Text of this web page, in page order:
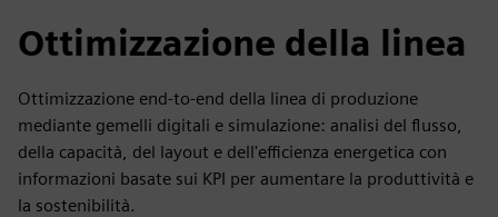
Ottimizzazione della linea
Ottimizzazione end-to-end della linea di produzione
mediante gemelli digitali e simulazione: analisi del flusso,
della capacità, del layout e dell'efficienza energetica con
informazioni basate sui KPI per aumentare la produttività e
la sostenibilità.